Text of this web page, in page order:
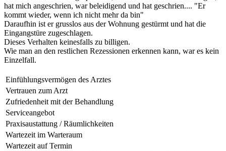
hat mich angeschrien, war beleidigend und hat geschrien.... "Er
kommt wieder, wenn ich nicht mehr da bin"
Daraufhin ist er grusslos aus der Wohnung gestürmt und hat die
Eingangstüre zugeschlagen.
Dieses Verhalten keinesfalls zu billigen.
Wie man an den restlichen Rezessionen erkennen kann, war es kein
Einzelfall.
Einfühlungsvermögen des Arztes
Vertrauen zum Arzt
Zufriedenheit mit der Behandlung
Serviceangebot
Praxisaustattung / Räumlichkeiten
Wartezeit im Warteraum
Wartezeit auf Termin